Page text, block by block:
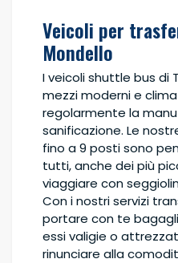
Veicoli per
Mondello
I veicoli shuttle bus di
mezzi moderni e
regolarmente la
sanificazione. Le
fino a 9 posti sono
tutti, anche dei più
viaggiare con
Con i nostri servizi
portare con te
essi valigie o
rinunciare alla